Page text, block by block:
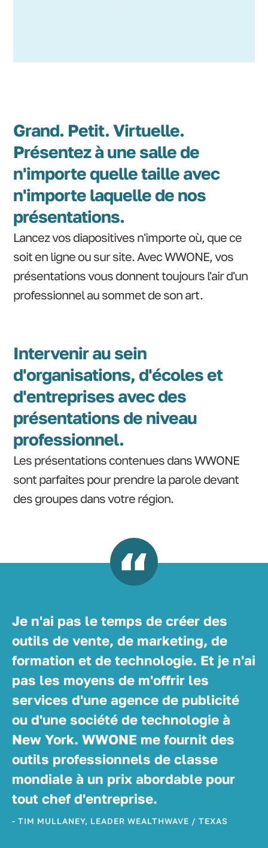
Grand. Petit. Virtuelle.
Présentez à une salle de
n'importe quelle taille avec
n'importe laquelle de nos
présentations.
Lancez vos diapositives n'importe où, que ce
soit en ligne ou sur site. Avec WWONE, vos
présentations vous donnent toujours l'air d'un
professionnel au sommet de son art.
Intervenir au sein
d'organisations, d'écoles et
d'entreprises avec des
présentations de niveau
professionnel.
Les présentations contenues dans WWONE
sont parfaites pour prendre la parole devant
des groupes dans votre région.
Je n'ai pas le temps de créer des
outils de vente, de marketing, de
formation et de technologie. Et je n'ai
pas les moyens de m'offrir les
services d'une agence de publicité
ou d'une société de technologie à
New York. WWONE me fournit des
outils professionnels de classe
mondiale à un prix abordable pour
tout chef d'entreprise.
- TIM MULLANEY, LEADER WEALTHWAVE / TEXAS